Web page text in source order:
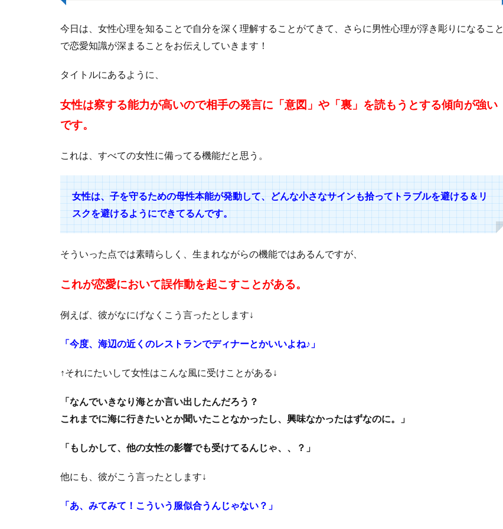
今日は、女性心理を知ることで自分を深く理解することがてきて、さらに男性心理が浮き彫りになること
で恋愛知識が深まることをお伝えしていきます！
タイトルにあるように、
女性は察する能力が高いので相手の発言に「意図」や「裏」を読もうとする傾向が強い
です。
これは、すべての女性に備ってる機能だと思う。
女性は、子を守るための母性本能が発動して、どんな小さなサインも拾ってトラブルを避ける＆リ
スクを避けるようにできてるんです。
そういった点では素晴らしく、生まれながらの機能ではあるんですが、
これが恋愛において誤作動を起こすことがある。
例えば、彼がなにげなくこう言ったとします↓
「今度、海辺の近くのレストランでディナーとかいいよね♪」
↑それにたいして女性はこんな風に受けことがある↓
「なんでいきなり海とか言い出したんだろう？
これまでに海に行きたいとか聞いたことなかったし、興味なかったはずなのに。」
「もしかして、他の女性の影響でも受けてるんじゃ、、？」
他にも、彼がこう言ったとします↓
「あ、みてみて！こういう服似合うんじゃない？」